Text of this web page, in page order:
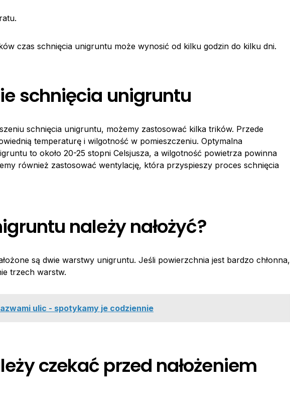
czas schnięcia unigruntu może wynosić od kilku godzin do kilku dni.
schnięcia unigruntu
schnięcia unigruntu, możemy zastosować kilka trików. Przede
temperaturę i wilgotność w pomieszczeniu. Optymalna
to około 20-25 stopni Celsjusza, a wilgotność powietrza powinna
również zastosować wentylację, która przyspieszy proces schnięcia
należy nałożyć?
są dwie warstwy unigruntu. Jeśli powierzchnia jest bardzo chłonna,
trzech warstw.
ulic - spotykamy je codziennie
czekać przed nałożeniem